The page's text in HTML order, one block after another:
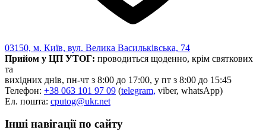
Новини про жестову мову
Ресурс для вивчення жестових мов різних країн
Про шахрайські схеми
ВІКТОРИНА
Медична термінологія жестовою мовою
Статут УТОГ
03150, м. Київ, вул. Велика Васильківська, 74
Прийом у ЦП УТОГ: проводиться щоденно, крім святкових
та
вихідних днів, пн-чт з 8:00 до 17:00, у пт з 8:00 до 15:45
Телефон: +38 063 101 97 09 (telegram, viber, whatsApp)
Ел. пошта: cputog@ukr.net
Інші навігації по сайту